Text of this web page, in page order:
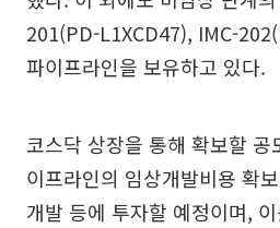
201(PD-L1XCD47), IMC-
파이프라인을 보유하고 있다.
코스닥 상장을 통해 확보할
이프라인의 임상개발비용 확
개발 등에 투자할 예정이며,